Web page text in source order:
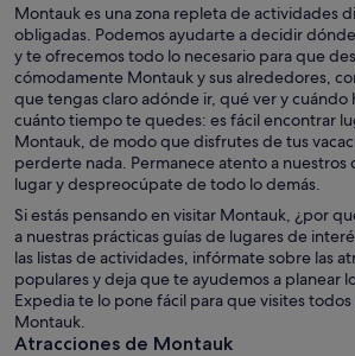
Montauk es una zona repleta de actividades
obligadas. Podemos ayudarte a decidir
y te ofrecemos todo lo necesario para que
cómodamente Montauk y sus alrededores,
que tengas claro adónde ir, qué ver y
cuánto tiempo te quedes: es fácil encontrar
Montauk, de modo que disfrutes de tus
perderte nada. Permanece atento a nuestros
lugar y despreocúpate de todo lo demás.
Si estás pensando en visitar Montauk, ¿por
a nuestras prácticas guías de lugares de
las listas de actividades, infórmate sobre las
populares y deja que te ayudemos a planear
Expedia te lo pone fácil para que visites
Montauk.
Atracciones de Montauk